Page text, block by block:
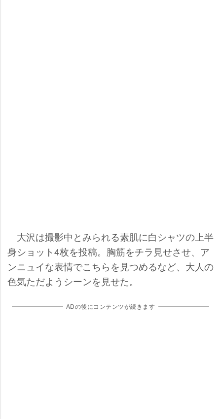
大沢は撮影中とみられる素肌に白シャツの上半
身ショット4枚を投稿。胸筋をチラ見せさせ、ア
ンニュイな表情でこちらを見つめるなど、大人の
色気ただようシーンを見せた。
ADの後にコンテンツが続きます